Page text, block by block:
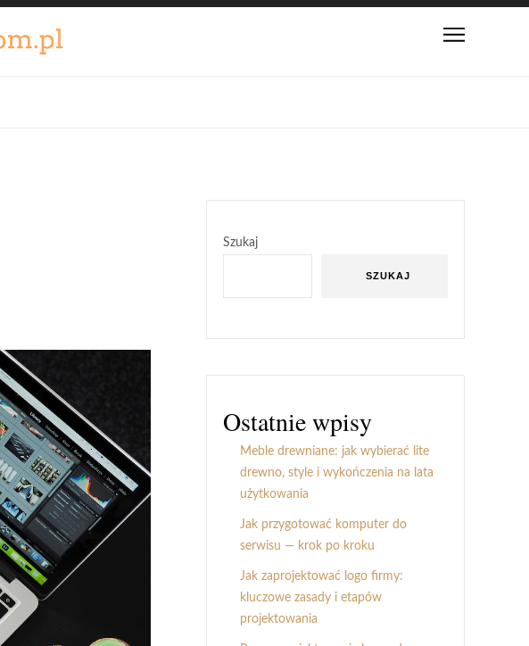
Szukaj
SZUKAJ
Ostatnie wpisy
Meble drewniane: jak wybierać lite
drewno, style i wykończenia na lata
użytkowania
Jak przygotować komputer do
serwisu — krok po kroku
Jak zaprojektować logo firmy:
kluczowe zasady i etapów
projektowania